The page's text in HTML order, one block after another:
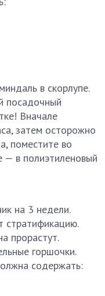
в скорлупе.
посадочный
Вначале
затем осторожно
поместите во
— в полиэтиленовый
на 3 недели.
стратификацию.
прорастут.
горшочки.
содержать: